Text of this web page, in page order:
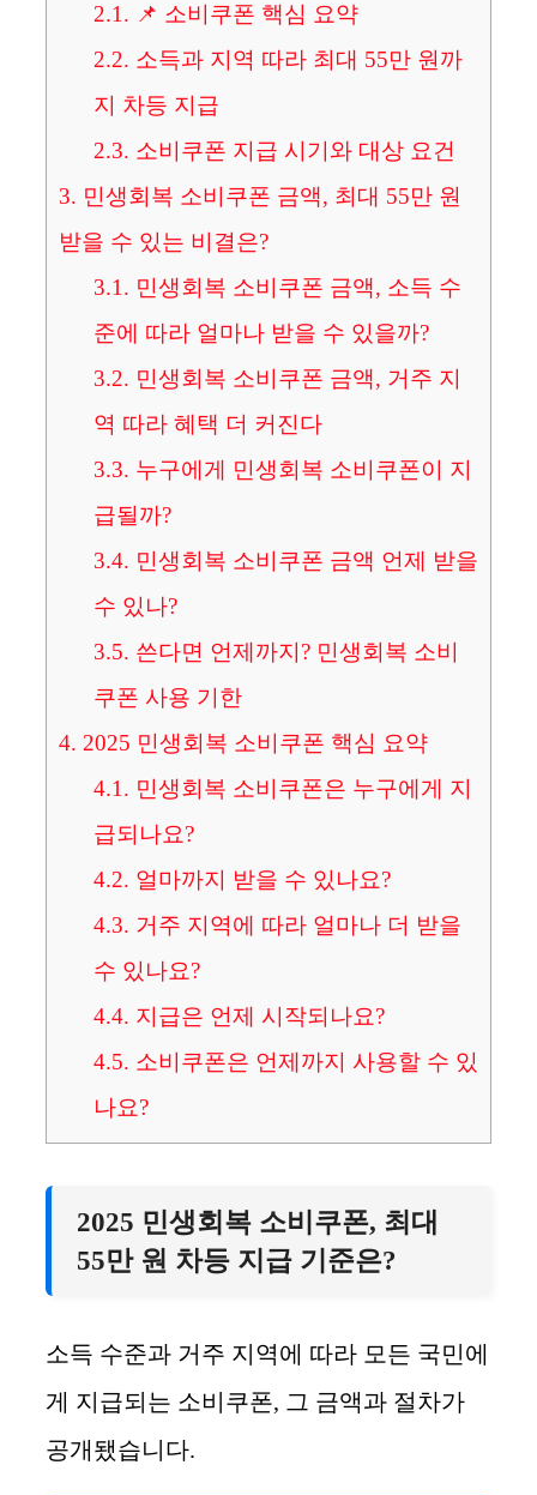
2.1. 📌 소비쿠폰 핵심 요약
2.2. 소득과 지역 따라 최대 55만 원까
지 차등 지급
2.3. 소비쿠폰 지급 시기와 대상 요건
3. 민생회복 소비쿠폰 금액, 최대 55만 원
받을 수 있는 비결은?
3.1. 민생회복 소비쿠폰 금액, 소득 수
준에 따라 얼마나 받을 수 있을까?
3.2. 민생회복 소비쿠폰 금액, 거주 지
역 따라 혜택 더 커진다
3.3. 누구에게 민생회복 소비쿠폰이 지
급될까?
3.4. 민생회복 소비쿠폰 금액 언제 받을
수 있나?
3.5. 쓴다면 언제까지? 민생회복 소비
쿠폰 사용 기한
4. 2025 민생회복 소비쿠폰 핵심 요약
4.1. 민생회복 소비쿠폰은 누구에게 지
급되나요?
4.2. 얼마까지 받을 수 있나요?
4.3. 거주 지역에 따라 얼마나 더 받을
수 있나요?
4.4. 지급은 언제 시작되나요?
4.5. 소비쿠폰은 언제까지 사용할 수 있
나요?
2025 민생회복 소비쿠폰, 최대
55만 원 차등 지급 기준은?
소득 수준과 거주 지역에 따라 모든 국민에
게 지급되는 소비쿠폰, 그 금액과 절차가
공개됐습니다.